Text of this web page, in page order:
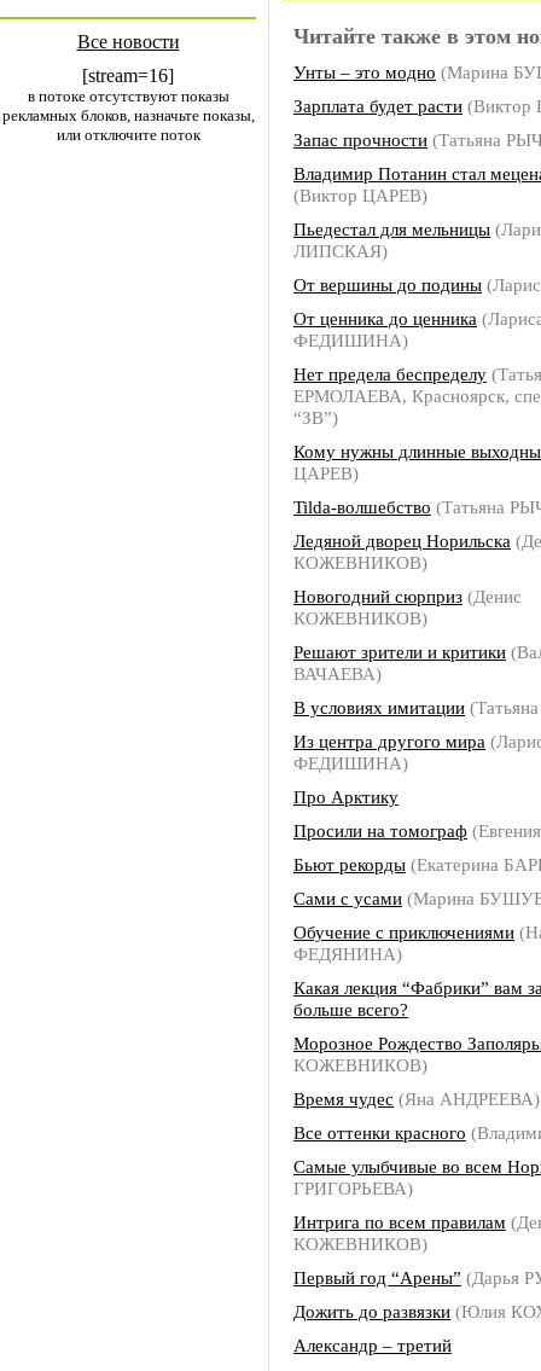
Все новости
[stream=16]
в потоке отсутствуют показы
рекламных блоков, назначьте показы,
или отключите поток
Читайте также в этом
Унты – это модно (Марина
Зарплата будет расти
Запас прочности (Татьяна
Владимир Потанин стал
(Виктор ЦАРЕВ)
Пьедестал для мельницы
ЛИПСКАЯ)
От вершины до подины
От ценника до ценника
ФЕДИШИНА)
Нет предела беспределу
ЕРМОЛАЕВА, Красноярск,
“ЗВ”)
Кому нужны длинные
ЦАРЕВ)
Tilda-волшебство (Татьяна
Ледяной дворец Норильска
КОЖЕВНИКОВ)
Новогодний сюрприз (Денис
КОЖЕВНИКОВ)
Решают зрители и критики
ВАЧАЕВА)
В условиях имитации
Из центра другого мира
ФЕДИШИНА)
Про Арктику
Просили на томограф
Бьют рекорды (Екатерина
Сами с усами (Марина
Обучение с приключениями
ФЕДЯНИНА)
Какая лекция “Фабрики” вам
больше всего?
Морозное Рождество
КОЖЕВНИКОВ)
Время чудес (Яна АНДРЕЕВА)
Все оттенки красного
Самые улыбчивые во всем
ГРИГОРЬЕВА)
Интрига по всем правилам
КОЖЕВНИКОВ)
Первый год “Арены” (Дарья
Дожить до развязки (Юлия
Александр – третий